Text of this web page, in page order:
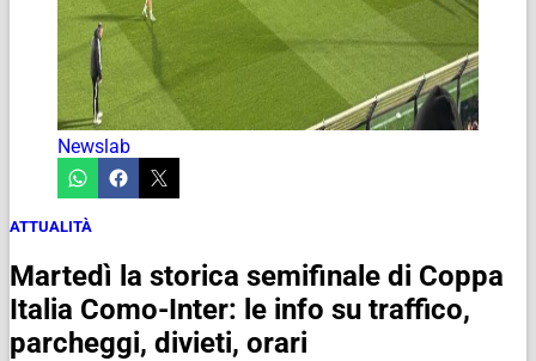
Newslab
ATTUALITÀ
Martedì la storica semifinale di Coppa
Italia Como-Inter: le info su traffico,
parcheggi, divieti, orari